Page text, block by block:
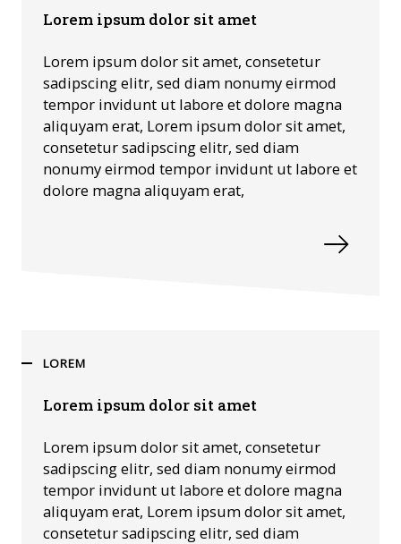
Lorem ipsum dolor sit amet
Lorem ipsum dolor sit amet, consetetur
sadipscing elitr, sed diam nonumy eirmod
tempor invidunt ut labore et dolore magna
aliquyam erat, Lorem ipsum dolor sit amet,
consetetur sadipscing elitr, sed diam
nonumy eirmod tempor invidunt ut labore et
dolore magna aliquyam erat,
LOREM
Lorem ipsum dolor sit amet
Lorem ipsum dolor sit amet, consetetur
sadipscing elitr, sed diam nonumy eirmod
tempor invidunt ut labore et dolore magna
aliquyam erat, Lorem ipsum dolor sit amet,
consetetur sadipscing elitr, sed diam